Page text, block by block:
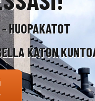
HUOPAKATOT
KATON